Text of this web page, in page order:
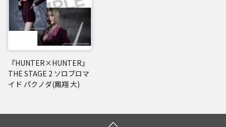
『HUNTER×HUNTER』
THE STAGE 2 ソロブロマ
イド パクノダ(鳳翔 大)